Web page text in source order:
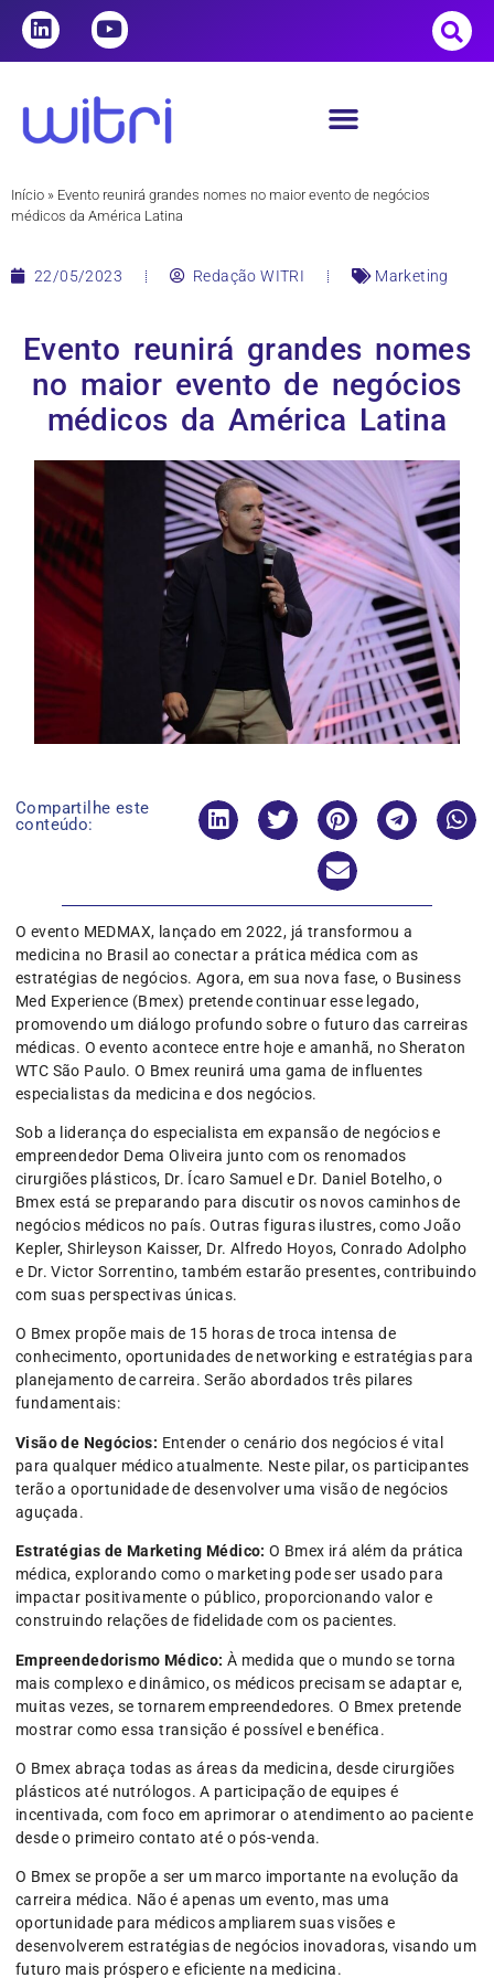
Início » Evento reunirá grandes nomes no maior evento de negócios
médicos da América Latina
22/05/2023 Redação WITRI Marketing
Evento reunirá grandes nomes
no maior evento de negócios
médicos da América Latina
Compartilhe este
conteúdo:
O evento MEDMAX, lançado em 2022, já transformou a
medicina no Brasil ao conectar a prática médica com as
estratégias de negócios. Agora, em sua nova fase, o Business
Med Experience (Bmex) pretende continuar esse legado,
promovendo um diálogo profundo sobre o futuro das carreiras
médicas. O evento acontece entre hoje e amanhã, no Sheraton
WTC São Paulo. O Bmex reunirá uma gama de influentes
especialistas da medicina e dos negócios.
Sob a liderança do especialista em expansão de negócios e
empreendedor Dema Oliveira junto com os renomados
cirurgiões plásticos, Dr. Ícaro Samuel e Dr. Daniel Botelho, o
Bmex está se preparando para discutir os novos caminhos de
negócios médicos no país. Outras figuras ilustres, como João
Kepler, Shirleyson Kaisser, Dr. Alfredo Hoyos, Conrado Adolpho
e Dr. Victor Sorrentino, também estarão presentes, contribuindo
com suas perspectivas únicas.
O Bmex propõe mais de 15 horas de troca intensa de
conhecimento, oportunidades de networking e estratégias para
planejamento de carreira. Serão abordados três pilares
fundamentais:
Visão de Negócios: Entender o cenário dos negócios é vital
para qualquer médico atualmente. Neste pilar, os participantes
terão a oportunidade de desenvolver uma visão de negócios
aguçada.
Estratégias de Marketing Médico:O Bmex irá além da prática
médica, explorando como o marketing pode ser usado para
impactar positivamente o público, proporcionando valor e
construindo relações de fidelidade com os pacientes.
Empreendedorismo Médico: À medida que o mundo se torna
mais complexo e dinâmico, os médicos precisam se adaptar e,
muitas vezes, se tornarem empreendedores. O Bmex pretende
mostrar como essa transição é possível e benéfica.
O Bmex abraça todas as áreas da medicina, desde cirurgiões
plásticos até nutrólogos. A participação de equipes é
incentivada, com foco em aprimorar o atendimento ao paciente
desde o primeiro contato até o pós-venda.
O Bmex se propõe a ser um marco importante na evolução da
carreira médica. Não é apenas um evento, mas uma
oportunidade para médicos ampliarem suas visões e
desenvolverem estratégias de negócios inovadoras, visando um
futuro mais próspero e eficiente na medicina.